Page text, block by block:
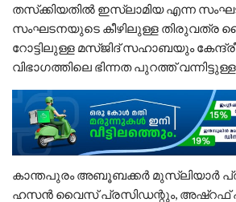
തസ്‌ക്കിയതിൽ ഇസ്ലാമിയ എന്ന
സംഘടനയുടെ കീഴിലുള്ള
റോട്ടിലുള്ള മസ്ജിദ് സഹാബയും
വിഭാഗത്തിലെ ഭിന്നത പുറത്ത്
കാന്തപുരം അബൂബക്കർ മുസ്‌ലിയാർ
ഹസൻ വൈസ് പ്രസിഡന്റും, അഷ്‌റഫ്